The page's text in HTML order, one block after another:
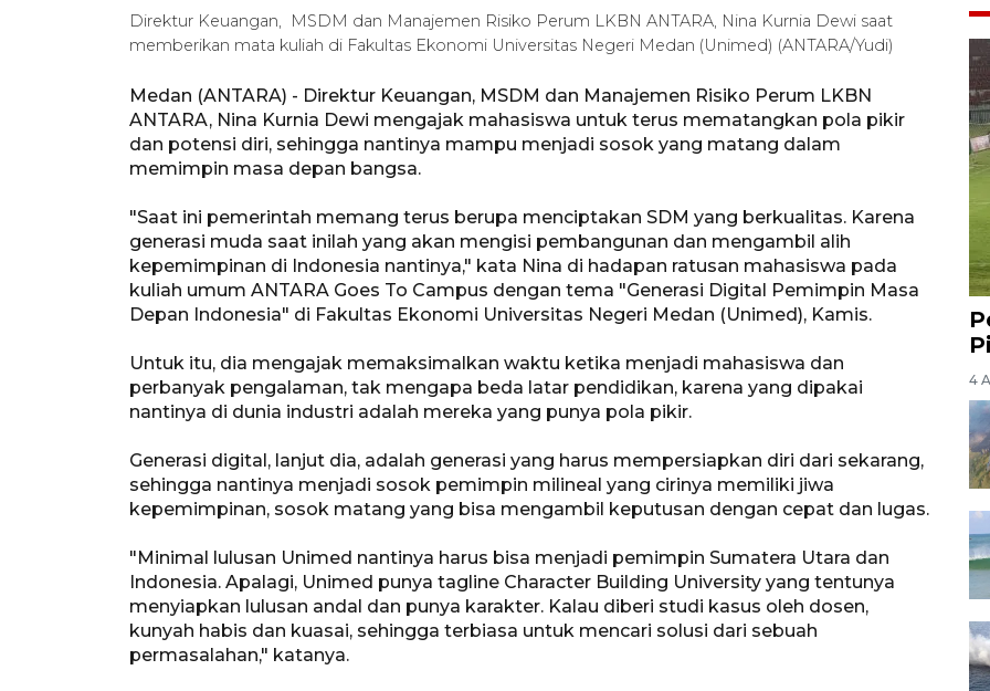
Direktur Keuangan, MSDM dan Manajemen Risiko Perum LKBN ANTARA, Nina Kurnia Dewi saat
memberikan mata kuliah di Fakultas Ekonomi Universitas Negeri Medan (Unimed) (ANTARA/Yudi)
Medan (ANTARA) - Direktur Keuangan, MSDM dan Manajemen Risiko Perum LKBN
ANTARA, Nina Kurnia Dewi mengajak mahasiswa untuk terus mematangkan pola pikir
dan potensi diri, sehingga nantinya mampu menjadi sosok yang matang dalam
memimpin masa depan bangsa.
"Saat ini pemerintah memang terus berupa menciptakan SDM yang berkualitas. Karena
generasi muda saat inilah yang akan mengisi pembangunan dan mengambil alih
kepemimpinan di Indonesia nantinya," kata Nina di hadapan ratusan mahasiswa pada
kuliah umum ANTARA Goes To Campus dengan tema "Generasi Digital Pemimpin Masa
Depan Indonesia" di Fakultas Ekonomi Universitas Negeri Medan (Unimed), Kamis.
Untuk itu, dia mengajak memaksimalkan waktu ketika menjadi mahasiswa dan
perbanyak pengalaman, tak mengapa beda latar pendidikan, karena yang dipakai
nantinya di dunia industri adalah mereka yang punya pola pikir.
Generasi digital, lanjut dia, adalah generasi yang harus mempersiapkan diri dari sekarang,
sehingga nantinya menjadi sosok pemimpin milineal yang cirinya memiliki jiwa
kepemimpinan, sosok matang yang bisa mengambil keputusan dengan cepat dan lugas.
"Minimal lulusan Unimed nantinya harus bisa menjadi pemimpin Sumatera Utara dan
Indonesia. Apalagi, Unimed punya tagline Character Building University yang tentunya
menyiapkan lulusan andal dan punya karakter. Kalau diberi studi kasus oleh dosen,
kunyah habis dan kuasai, sehingga terbiasa untuk mencari solusi dari sebuah
permasalahan," katanya.
4